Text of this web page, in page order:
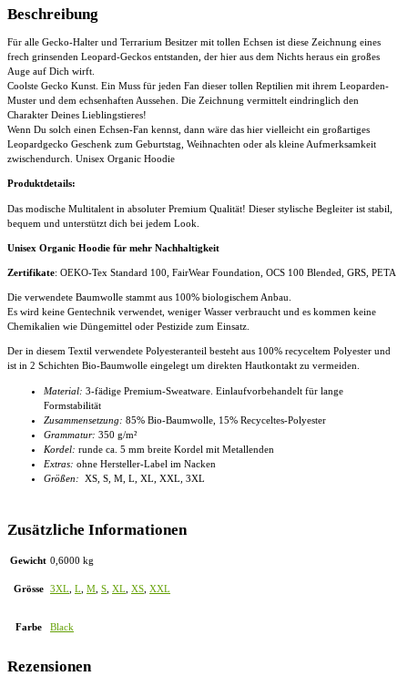
Menge
Beschreibung
Für alle Gecko-Halter und Terrarium Besitzer mit tollen Echsen ist diese Zeichnung eines
frech grinsenden Leopard-Geckos entstanden, der hier aus dem Nichts heraus ein großes
Auge auf Dich wirft.
Coolste Gecko Kunst. Ein Muss für jeden Fan dieser tollen Reptilien mit ihrem Leoparden-
Muster und dem echsenhaften Aussehen. Die Zeichnung vermittelt eindringlich den
Charakter Deines Lieblingstieres!
Wenn Du solch einen Echsen-Fan kennst, dann wäre das hier vielleicht ein großartiges
Leopardgecko Geschenk zum Geburtstag, Weihnachten oder als kleine Aufmerksamkeit
zwischendurch. Unisex Organic Hoodie
Produktdetails:
Das modische Multitalent in absoluter Premium Qualität! Dieser stylische Begleiter ist stabil,
bequem und unterstützt dich bei jedem Look.
Unisex Organic Hoodie für mehr Nachhaltigkeit
Zertifikate: OEKO-Tex Standard 100, FairWear Foundation, OCS 100 Blended, GRS, PETA
Die verwendete Baumwolle stammt aus 100% biologischem Anbau.
Es wird keine Gentechnik verwendet, weniger Wasser verbraucht und es kommen keine
Chemikalien wie Düngemittel oder Pestizide zum Einsatz.
Der in diesem Textil verwendete Polyesteranteil besteht aus 100% recyceltem Polyester und
ist in 2 Schichten Bio-Baumwolle eingelegt um direkten Hautkontakt zu vermeiden.
Material: 3-fädige Premium-Sweatware. Einlaufvorbehandelt für lange
Formstabilität
Zusammensetzung: 85% Bio-Baumwolle, 15% Recyceltes-Polyester
Grammatur: 350 g/m²
Kordel: runde ca. 5 mm breite Kordel mit Metallenden
Extras: ohne Hersteller-Label im Nacken
Größen: XS, S, M, L, XL, XXL, 3XL
Zusätzliche Informationen
Gewicht 0,6000 kg
Grösse 3XL L M S XL XS XXL
Farbe Black
Rezensionen